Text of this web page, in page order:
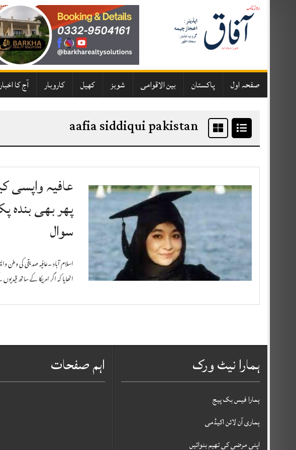
to
content
صفحہ اول پاکستان بین الاقوامی شوبز کھیل کاروبار آج کا
aafia siddiqui pakistan
عافیہ واپسی
پھر بھی بندہ
سوال
اسلام آباد ۔عافیہ صدیقی کی
اٹھایا کہ اگر امریکا کے ساتھ
اہم صفحات ہمارا نیٹ ورک
ہمارا فیس بک پیج
ہماری آن لائن اکیڈمی
اپنی مرضی کی تھیم بنوائیں